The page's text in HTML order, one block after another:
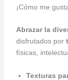
¡Cómo me
Abrazar la
disfrutados por
físicas,
Texturas